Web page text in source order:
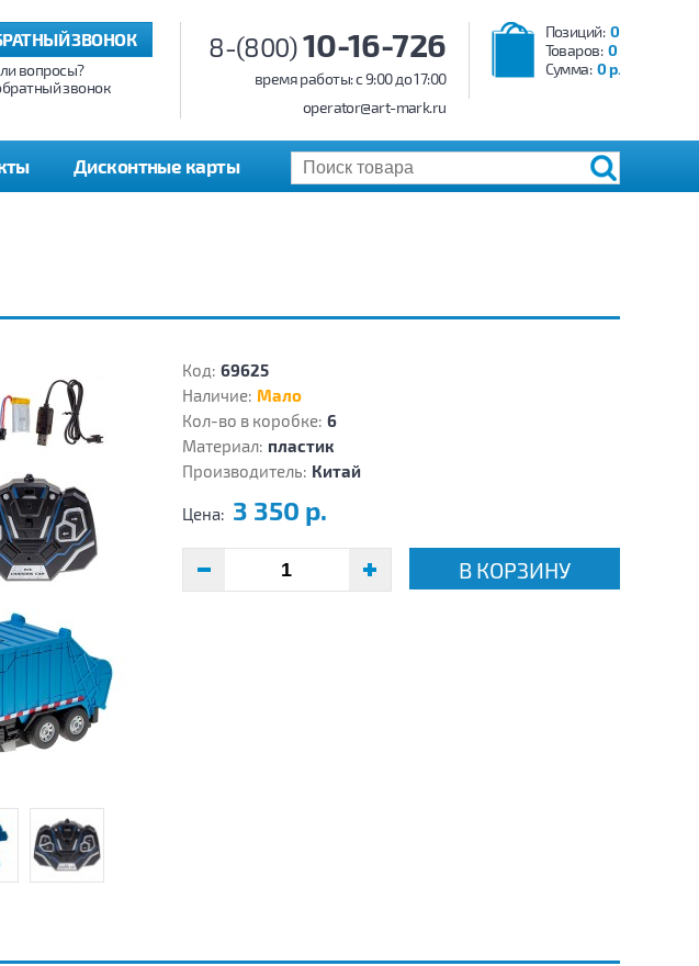
Позиций: 0
Товаров: 0
Сумма: 0 р.
8-(800)10-16-726
время работы: c 9:00 до 17:00
operator@art-mark.ru
ЗВОНОК
вопросы?
звонок
Дисконтные карты
Код: 69625
Наличие: Мало
Кол-во в коробке: 6
Материал: пластик
Производитель: Китай
Цена: 3 350 р.
В КОРЗИНУ